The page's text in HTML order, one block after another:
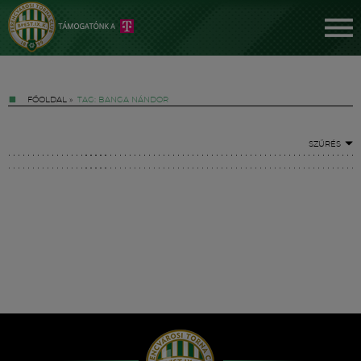
FŐOLDAL » TAG: BANGA NÁNDOR
SZŰRÉS
Hírek